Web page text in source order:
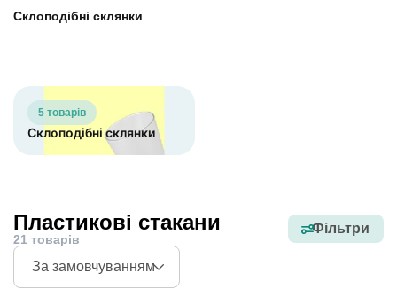
Склоподібні склянки
5 товарів
Склоподібні склянки
Пластикові стакани
21 товарів
Фільтри
За замовчуванням